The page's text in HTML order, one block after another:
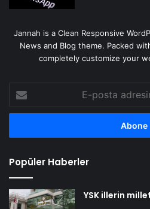
Jannah is a Clean Responsive
News and Blog theme. Packed
completely customize your
posta
adresinizi
Popüler Haberler
YSK illerin